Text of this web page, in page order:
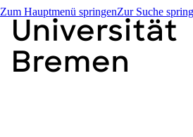
Zum Hauptmenü springenZur Suche